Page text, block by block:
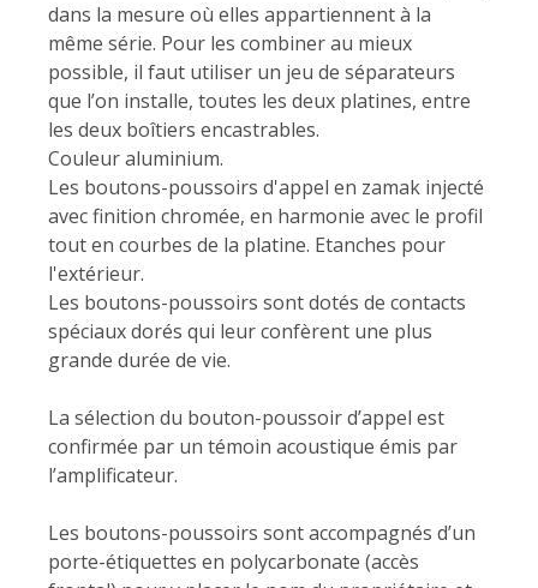
dans la mesure où elles appartiennent à la
même série. Pour les combiner au mieux
possible, il faut utiliser un jeu de séparateurs
que l’on installe, toutes les deux platines, entre
les deux boîtiers encastrables.
Couleur aluminium.
Les boutons-poussoirs d'appel en zamak injecté
avec finition chromée, en harmonie avec le profil
tout en courbes de la platine. Etanches pour
l'extérieur.
Les boutons-poussoirs sont dotés de contacts
spéciaux dorés qui leur confèrent une plus
grande durée de vie.
La sélection du bouton-poussoir d’appel est
confirmée par un témoin acoustique émis par
l’amplificateur.
Les boutons-poussoirs sont accompagnés d’un
porte-étiquettes en polycarbonate (accès